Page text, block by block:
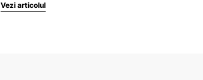
Vezi articolul